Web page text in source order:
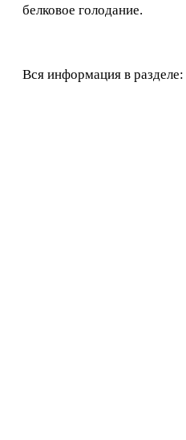
белковое голодание.
Вся информация в разделе: